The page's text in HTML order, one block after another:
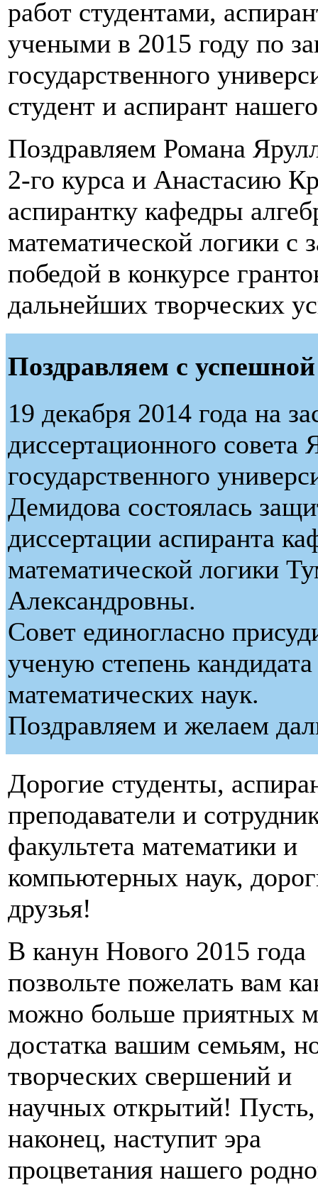
работ студентами,
учеными в 2015 году по
государственного
студент и аспирант
Поздравляем Романа
2-го курса и Анастасию
аспирантку кафедры
математической логики с
победой в конкурсе
дальнейших творческих
Поздравляем с
19 декабря 2014 года на
диссертационного совета
государственного
Демидова состоялась
диссертации аспиранта
математической логики
Александровны.
Совет единогласно
ученую степень
математических наук.
Поздравляем и желаем
Дорогие студенты,
преподаватели и
факультета математики и
компьютерных наук,
друзья!
В канун Нового 2015 года
позвольте пожелать вам
можно больше приятных
достатка вашим семьям,
творческих свершений и
научных открытий! Пусть,
наконец, наступит эра
процветания нашего